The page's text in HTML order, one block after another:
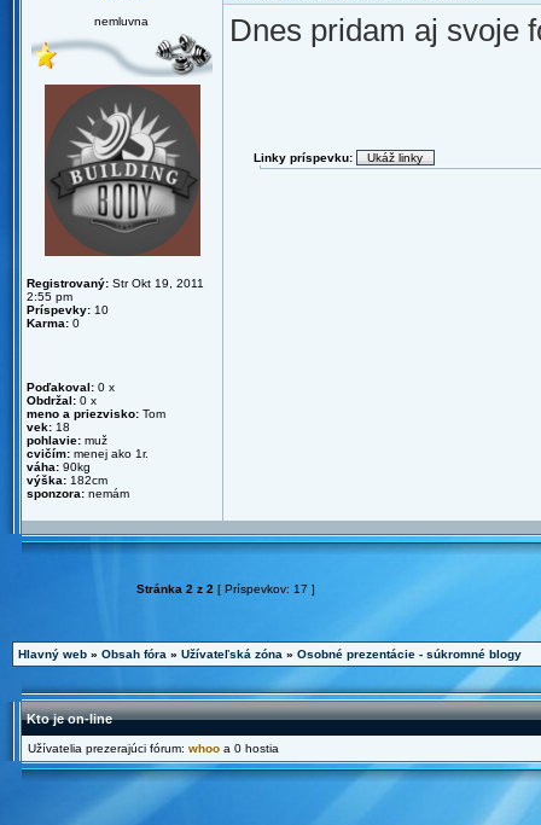
nemluvna
Registrovaný: Str Okt 19, 2011
2:55 pm
Príspevky: 10
Karma: 0
Poďakoval: 0 x
Obdržal: 0 x
meno a priezvisko: Tom
vek: 18
pohlavie: muž
cvičím: menej ako 1r.
váha: 90kg
výška: 182cm
sponzora: nemám
Dnes pridam aj svoje
Linky príspevku:
Stránka 2 z 2 [ Príspevkov: 17 ]
Hlavný web » Obsah fóra » Užívateľská zóna » Osobné prezentácie - súkromné blogy
Kto je on-line
Užívatelia prezerajúci fórum: whoo a 0 hostia